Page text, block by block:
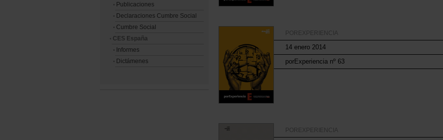
Publicaciones
Declaraciones Cumbre Social
Cumbre Social
CES España
Informes
Dictámenes
POREXPERIENCIA
14 enero 2014
porExperiencia nº 63
POREXPERIENCIA